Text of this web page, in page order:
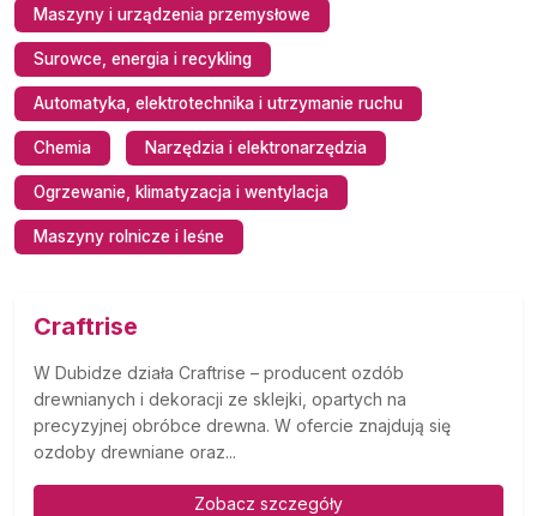
Maszyny i urządzenia przemysłowe
Surowce, energia i recykling
Automatyka, elektrotechnika i utrzymanie ruchu
Chemia Narzędzia i elektronarzędzia
Ogrzewanie, klimatyzacja i wentylacja
Maszyny rolnicze i leśne
Craftrise
W Dubidze działa Craftrise – producent ozdób
drewnianych i dekoracji ze sklejki, opartych na
precyzyjnej obróbce drewna. W ofercie znajdują się
ozdoby drewniane oraz...
Zobacz szczegóły